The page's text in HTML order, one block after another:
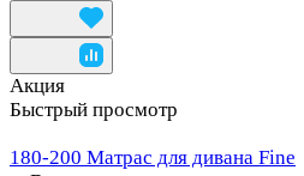
Акция
Быстрый просмотр
180-200 Матрас для дивана Fine